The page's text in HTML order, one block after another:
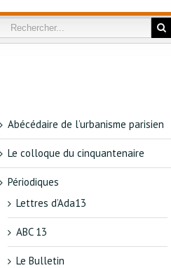
Abécédaire de l’urbanisme parisien
Le colloque du cinquantenaire
Périodiques
Lettres d’Ada13
ABC 13
Le Bulletin